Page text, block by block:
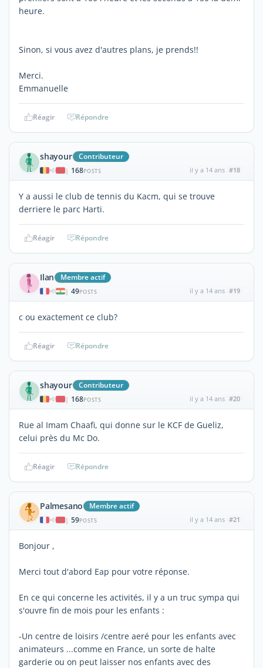
heure.
Sinon, si vous avez d'autres plans, je prends!!
Merci.
Emmanuelle
Réagir Répondre
shayour Contributeur
| 168POSTS il y a 14 ans #18
Y a aussi le club de tennis du Kacm, qui se trouve
derriere le parc Harti.
Réagir Répondre
Ilan Membre actif
| 49POSTS il y a 14 ans #19
c ou exactement ce club?
Réagir Répondre
shayour Contributeur
| 168POSTS il y a 14 ans #20
Rue al Imam Chaafi, qui donne sur le KCF de Gueliz,
celui près du Mc Do.
Réagir Répondre
Palmesano Membre actif
| 59POSTS il y a 14 ans #21
Bonjour ,
Merci tout d'abord Eap pour votre réponse.
En ce qui concerne les activités, il y a un truc sympa qui
s'ouvre fin de mois pour les enfants :
-Un centre de loisirs /centre aeré pour les enfants avec
animateurs ...comme en France, un sorte de halte
garderie ou on peut laisser nos enfants avec des